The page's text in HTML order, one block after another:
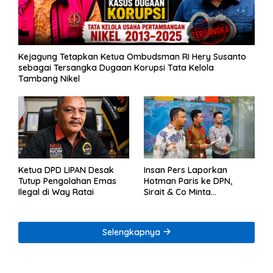
Kejagung Tetapkan Ketua Ombudsman RI Hery Susanto
sebagai Tersangka Dugaan Korupsi Tata Kelola
Tambang Nikel
Ketua DPD LIPAN Desak
Tutup Pengolahan Emas
Ilegal di Way Ratai
Insan Pers Laporkan
Hotman Paris ke DPN,
Sirait & Co Minta
Selengkapnya